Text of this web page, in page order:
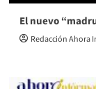
El nuevo
Redacción Ahora